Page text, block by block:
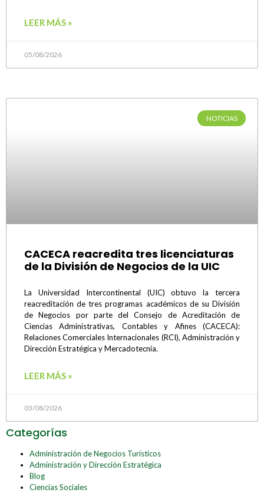
LEER MÁS »
05/08/2026
NOTICIAS
CACECA reacredita tres licenciaturas
de la División de Negocios de la UIC
La Universidad Intercontinental (UIC) obtuvo la tercera
reacreditación de tres programas académicos de su División
de Negocios por parte del Consejo de Acreditación de
Ciencias Administrativas, Contables y Afines (CACECA):
Relaciones Comerciales Internacionales (RCI), Administración y
Dirección Estratégica y Mercadotecnia.
LEER MÁS »
03/08/2026
Categorías
Administración de Negocios Turísticos
Administración y Dirección Estratégica
Blog
Ciencias Sociales